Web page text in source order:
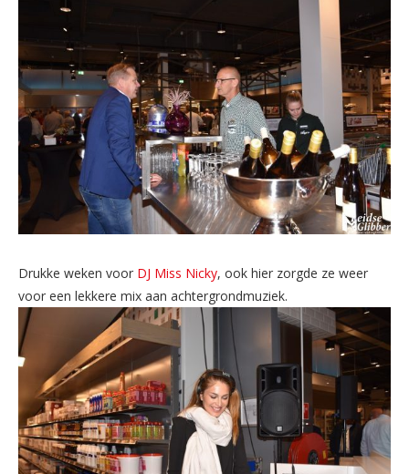
Drukke weken voor DJ Miss Nicky, ook hier zorgde ze weer
voor een lekkere mix aan achtergrondmuziek.